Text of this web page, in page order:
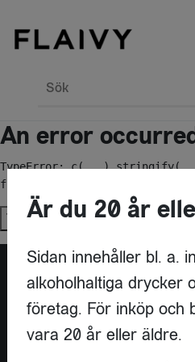
Sök
An error
TypeError:
function
Try again
Är du
Är du 20 år
Sidan innehåller bl. a.
alkoholhaltiga drycker
företag. För inköp och
vara 20 år eller äldre.